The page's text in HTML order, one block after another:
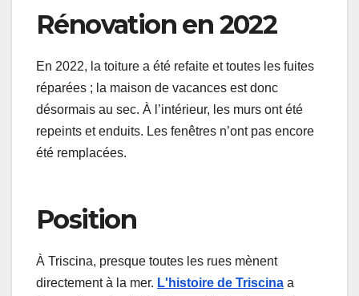
Rénovation en 2022
En 2022, la toiture a été refaite et toutes les fuites
réparées ; la maison de vacances est donc
désormais au sec. À l’intérieur, les murs ont été
repeints et enduits. Les fenêtres n’ont pas encore
été remplacées.
Position
À Triscina, presque toutes les rues mènent
directement à la mer. L'histoire de Triscina a